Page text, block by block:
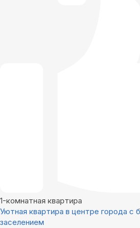
1-комнатная квартира
Уютная квартира в центре города с
заселением